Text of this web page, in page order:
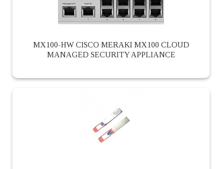
MX100-HW CISCO MERAKI MX100 CLOUD
MANAGED SECURITY APPLIANCE